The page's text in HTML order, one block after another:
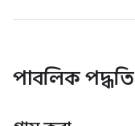
পাবলিক পদ্ধতি